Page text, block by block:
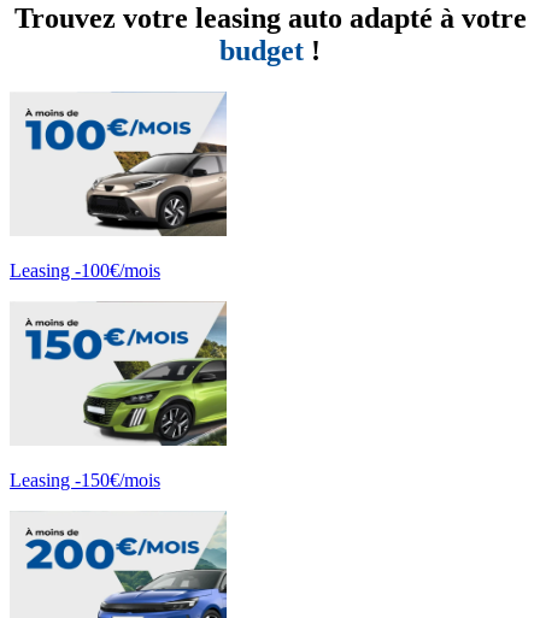
Trouvez votre leasing auto adapté à votre
budget !
Leasing -100€/mois
Leasing -150€/mois